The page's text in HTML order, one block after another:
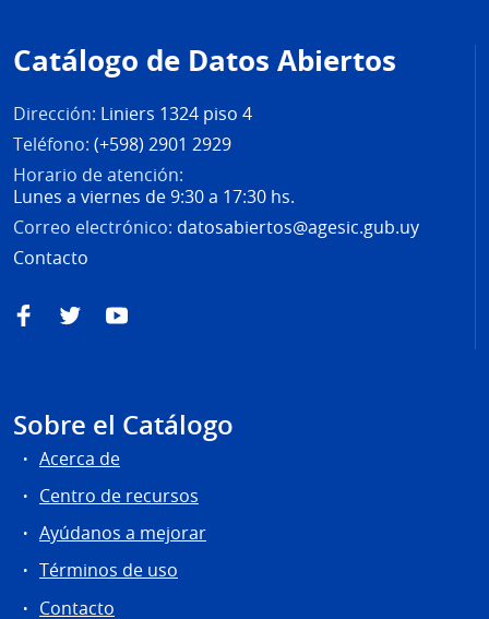
de
página
Catálogo de Datos Abiertos
Dirección: Liniers 1324 piso 4
Teléfono: (+598) 2901 2929
Horario de atención:
Lunes a viernes de 9:30 a 17:30 hs.
Correo electrónico: datosabiertos@agesic.gub.uy
Contacto
FacebookTwitterYouTube
Sobre el Catálogo
Acerca de
Centro de recursos
Ayúdanos a mejorar
Términos de uso
Contacto